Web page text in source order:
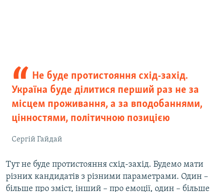
Не буде протистояння схід-захід.
Україна буде ділитися перший раз не за
місцем проживання, а за вподобаннями,
цінностями, політичною позицією
Сергій Гайдай
Тут не буде протистояння схід-захід. Будемо мати
різних кандидатів з різними параметрами. Один –
більше про зміст, інший – про емоції, один – більше